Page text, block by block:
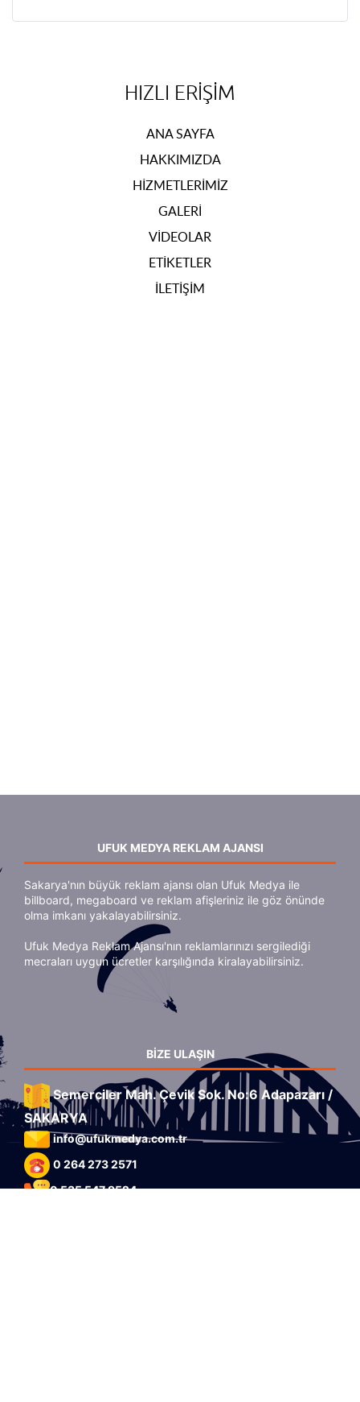
HIZLI ERIŞIM
ANA SAYFA
HAKKIMIZDA
HIZMETLERIMIZ
GALERI
VIDEOLAR
ETIKETLER
İLETIŞIM
UFUK MEDYA REKLAM AJANSI
Sakarya'nın büyük reklam ajansı olan Ufuk Medya ile
billboard, megaboard ve reklam afişleriniz ile göz önünde
olma imkanı yakalayabilirsiniz.
Ufuk Medya Reklam Ajansı'nın reklamlarınızı sergilediği
mecraları uygun ücretler karşılığında kiralayabilirsiniz.
BIZE ULAŞIN
Semerciler Mah. Çevik Sok. No:6 Adapazarı /
SAKARYA
info@ufukmedya.com.tr
0 264 273 2571
0 535 547 9524